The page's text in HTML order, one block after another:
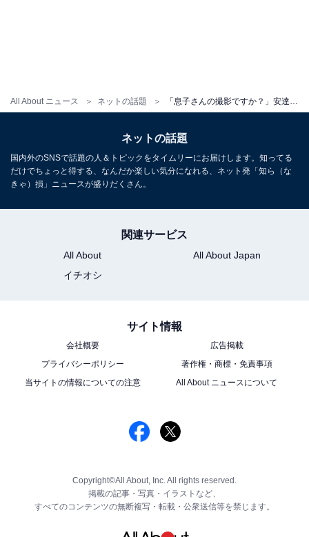
All About ニュース ネットの話題
ネットの話題
国内外のSNSで話題の人＆トピックをタイムリーにお届けします。知ってる
だけでちょっと得する、なんだか楽しい気分になれる、ネット発「知ら（な
きゃ）損」ニュースが盛りだくさん。
関連サービス
All About
All About Japan
イチオシ
サイト情報
会社概要
広告掲載
プライバシーポリシー
著作権・商標・免責事項
当サイトの情報についての注意
All About ニュースについて
Copyright©All About, Inc. All rights reserved.
掲載の記事・写真・イラストなど、
すべてのコンテンツの無断複写・転載・公衆送信等を禁じます。